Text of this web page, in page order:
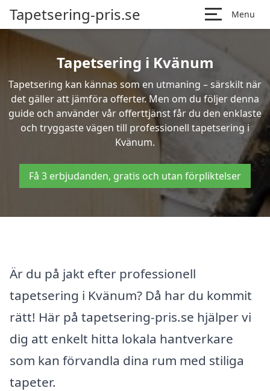
Tapetsering-pris.se Menu
Tapetsering i Kvänum
Tapetsering kan kännas som en utmaning – särskilt när
det gäller att jämföra offerter. Men om du följer denna
guide och använder vår offerttjänst får du den enklaste
och tryggaste vägen till professionell tapetsering i
Kvänum.
Få 3 erbjudanden, gratis och utan förpliktelser
Är du på jakt efter professionell
tapetsering i Kvänum? Då har du kommit
rätt! Här på tapetsering-pris.se hjälper vi
dig att enkelt hitta lokala hantverkare
som kan förvandla dina rum med stiliga
tapeter.